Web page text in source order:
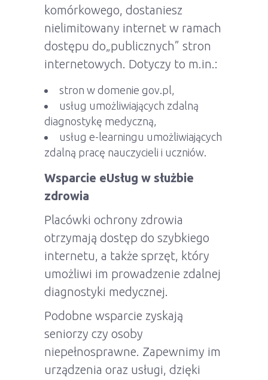
komórkowego, dostaniesz
nielimitowany internet w ramach
dostępu do„publicznych” stron
internetowych. Dotyczy to m.in.:
stron w domenie gov.pl,
usług umożliwiających zdalną
diagnostykę medyczną,
usług e-learningu umożliwiających
zdalną pracę nauczycieli i uczniów.
Wsparcie eUsług w służbie
zdrowia
Placówki ochrony zdrowia
otrzymają dostęp do szybkiego
internetu, a także sprzęt, który
umożliwi im prowadzenie zdalnej
diagnostyki medycznej.
Podobne wsparcie zyskają
seniorzy czy osoby
niepełnosprawne. Zapewnimy im
urządzenia oraz usługi, dzięki